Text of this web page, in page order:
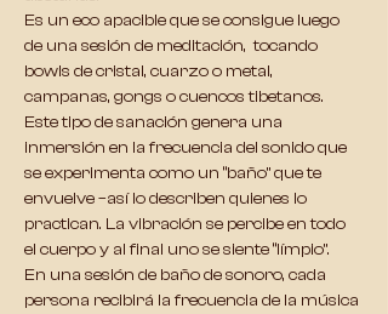
Es un eco apacible que se consigue luego
de una sesión de meditación,  tocando
bowls de cristal, cuarzo o metal,
campanas, gongs o cuencos tibetanos.
Este tipo de sanación genera una
inmersión en la frecuencia del sonido que
se experimenta como un “baño” que te
envuelve –así lo describen quienes lo
practican. La vibración se percibe en todo
el cuerpo y al final uno se siente “límpio”.
En una sesión de baño de sonoro, cada
persona recibirá la frecuencia de la música